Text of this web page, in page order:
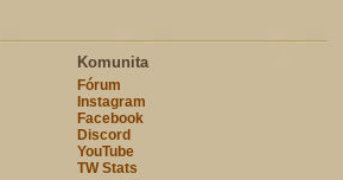
Komunita
Fórum
Instagram
Facebook
Discord
YouTube
TW Stats